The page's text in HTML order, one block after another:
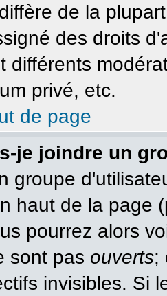
de la
des droits
différents
privé, etc.
de page
je joindre un
groupe
haut de la page
pourrez alors
sont pas ouverts;
invisibles. Si